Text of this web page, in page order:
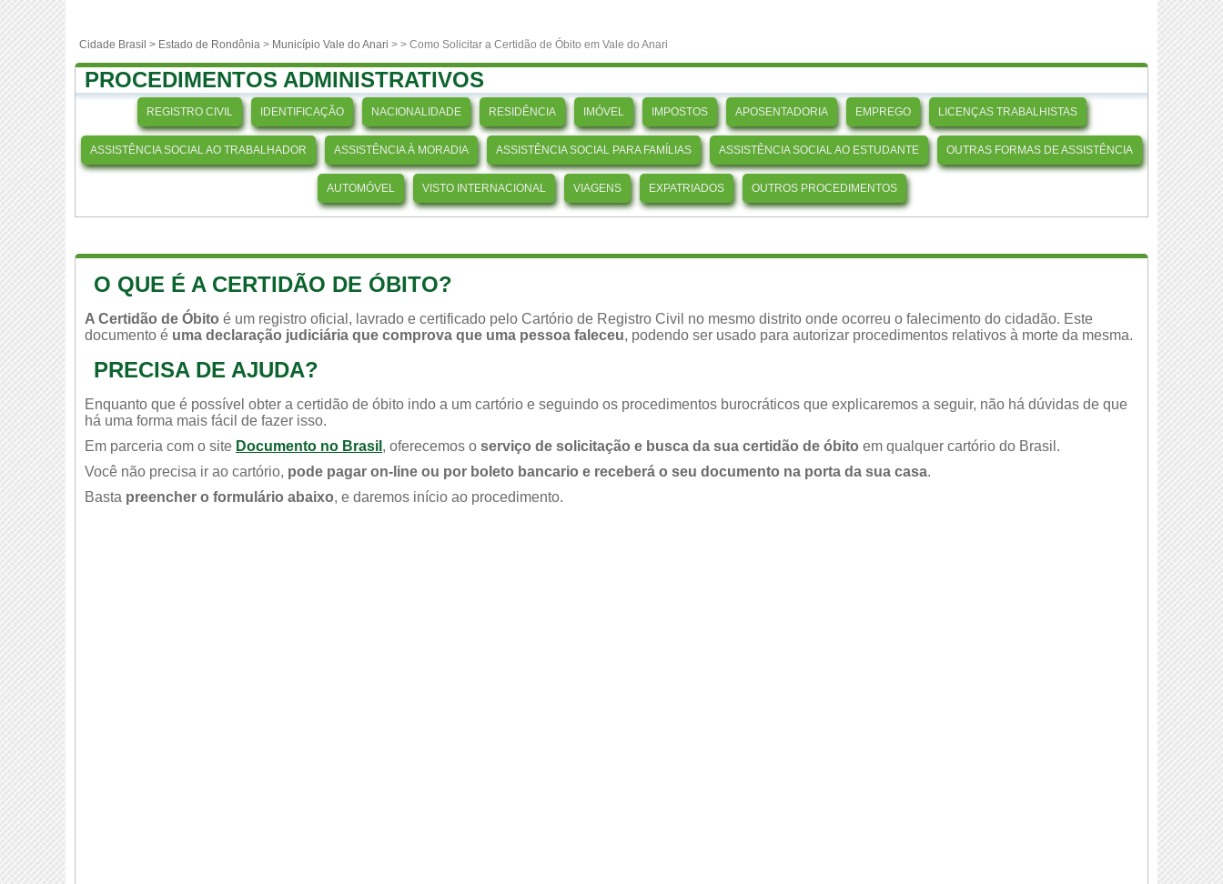
Cidade Brasil > Estado de Rondônia > Município Vale do Anari > > Como Solicitar a Certidão de Óbito em Vale do Anari
PROCEDIMENTOS ADMINISTRATIVOS
REGISTRO CIVIL IDENTIFICAÇÃO NACIONALIDADE RESIDÊNCIA IMÓVEL IMPOSTOS APOSENTADORIA EMPREGO LICENÇAS TRABALHISTAS
ASSISTÊNCIA SOCIAL AO TRABALHADOR ASSISTÊNCIA À MORADIA ASSISTÊNCIA SOCIAL PARA FAMÍLIAS ASSISTÊNCIA SOCIAL AO ESTUDANTE OUTRAS FORMAS DE ASSISTÊNCIA
AUTOMÓVEL VISTO INTERNACIONAL VIAGENS EXPATRIADOS OUTROS PROCEDIMENTOS
O QUE É A CERTIDÃO DE ÓBITO?
A Certidão de Óbito é um registro oficial, lavrado e certificado pelo Cartório de Registro Civil no mesmo distrito onde ocorreu o falecimento do cidadão. Este
documento é uma declaração judiciária que comprova que uma pessoa faleceu, podendo ser usado para autorizar procedimentos relativos à morte da mesma.
PRECISA DE AJUDA?
Enquanto que é possível obter a certidão de óbito indo a um cartório e seguindo os procedimentos burocráticos que explicaremos a seguir, não há dúvidas de que
há uma forma mais fácil de fazer isso.
Em parceria com o site Documento no Brasil , oferecemos o serviço de solicitação e busca da sua certidão de óbito em qualquer cartório do Brasil.
Você não precisa ir ao cartório, pode pagar on-line ou por boleto bancario e receberá o seu documento na porta da sua casa.
Basta preencher o formulário abaixo, e daremos início ao procedimento.